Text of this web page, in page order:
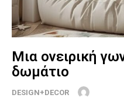
Μια ονειρική
δωμάτιο
DESIGN+DECOR